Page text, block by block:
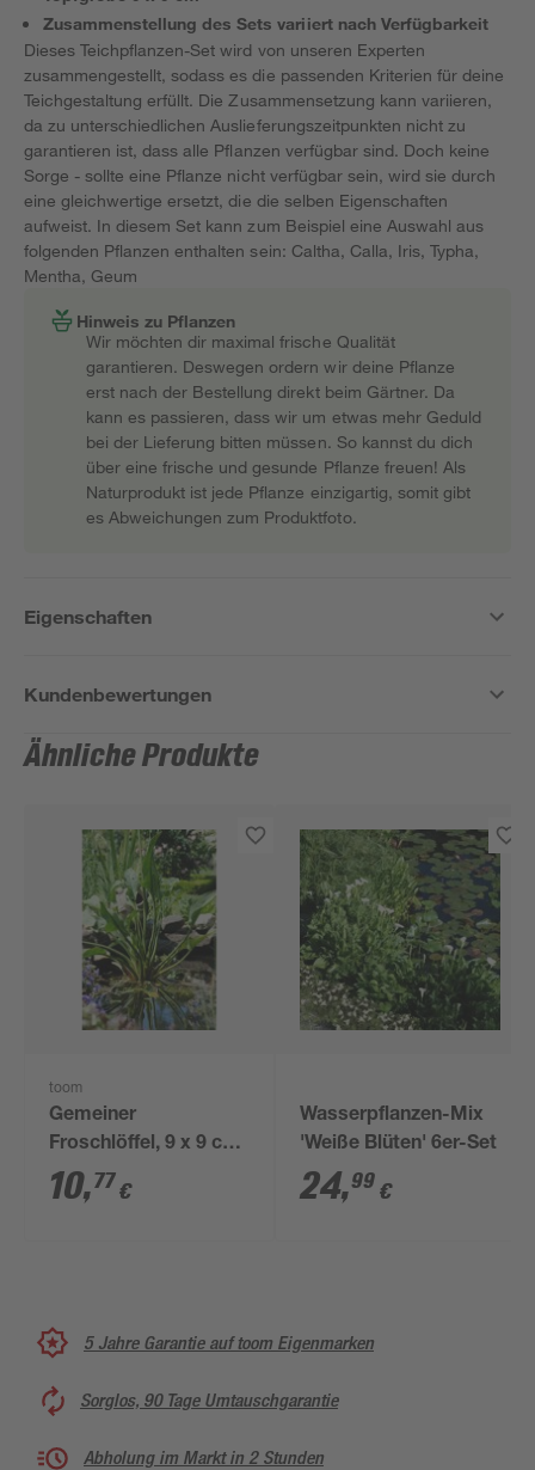
Zusammenstellung des Sets variiert nach Verfügbarkeit
Dieses Teichpflanzen-Set wird von unseren Experten
zusammengestellt, sodass es die passenden Kriterien für deine
Teichgestaltung erfüllt. Die Zusammensetzung kann variieren,
da zu unterschiedlichen Auslieferungszeitpunkten nicht zu
garantieren ist, dass alle Pflanzen verfügbar sind. Doch keine
Sorge - sollte eine Pflanze nicht verfügbar sein, wird sie durch
eine gleichwertige ersetzt, die die selben Eigenschaften
aufweist. In diesem Set kann zum Beispiel eine Auswahl aus
folgenden Pflanzen enthalten sein: Caltha, Calla, Iris, Typha,
Mentha, Geum
Hinweis zu Pflanzen
Wir möchten dir maximal frische Qualität
garantieren. Deswegen ordern wir deine Pflanze
erst nach der Bestellung direkt beim Gärtner. Da
kann es passieren, dass wir um etwas mehr Geduld
bei der Lieferung bitten müssen. So kannst du dich
über eine frische und gesunde Pflanze freuen! Als
Naturprodukt ist jede Pflanze einzigartig, somit gibt
es Abweichungen zum Produktfoto.
Eigenschaften
Kundenbewertungen
Ähnliche Produkte
toom
Gemeiner
Froschlöffel, 9 x 9 cm
Topf, 3er-Set
10,77€
Wasserpflanzen-Mix
'Weiße Blüten' 6er-Set
24,99 €
5 Jahre Garantie auf toom Eigenmarken
Sorglos, 90 Tage Umtauschgarantie
Abholung im Markt in 2 Stunden